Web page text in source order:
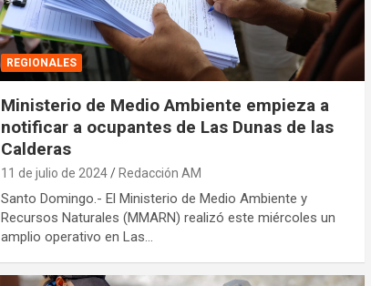
REGIONALES
Ministerio de Medio Ambiente empieza a
notificar a ocupantes de Las Dunas de las
Calderas
11 de julio de 2024 Redacción AM
Santo Domingo.- El Ministerio de Medio Ambiente y
Recursos Naturales (MMARN) realizó este miércoles un
amplio operativo en Las…